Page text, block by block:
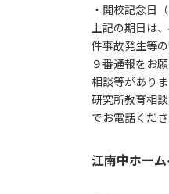
・開校記念日（
上記の期日は
件事故発生等
９番通報をお
相談等があり
研究所教育相
でお電話くださ
江南中ホー